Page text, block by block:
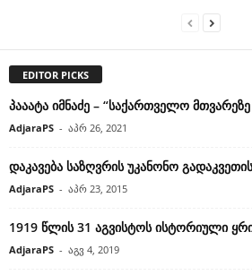
EDITOR PICKS
პააატა იმნაძე – “საქართველო
AdjaraPS - აპრ 26, 2021
დაკავება საზღვრის უკანონო
AdjaraPS - აპრ 23, 2015
1919 წლის 31 აგვისტოს ისტორიული
AdjaraPS - აგვ 4, 2019